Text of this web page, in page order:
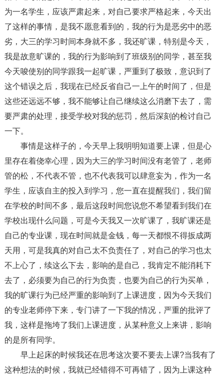
为一名学生，应该严肃起来，对自己要求严格起来，今天出
了这样的事情，是我不愿意看到的，我的行为是恶劣中的恶
劣，大三的学习时间本身就不多，我还旷课，特别是今天，
我是故意旷课的，我的行为影响到了班级别的同学，甚至我
今天唆使别的同学跟我一起旷课，严重到了极致，意识到了
这个错误之后，我现在已经反省自己一上午的时间了，但是
这些还远远不够，我不能够让自己继续这么消磨下去了，需
要严肃的处理，接受学校对我的惩罚，然后深刻的检讨自己
一下。
事情是这样子的，今天早上我明明知道要上课，但是心
里存在着侥幸心理，因为大三的学习时间没有老管了，老师
管的松，不代表不管，也不代表我可以肆意妄为，作为一名
学生，应该自主的投入到学习，您一直在提醒我们，我们留
在学校的时间不多，最后这段时间您说您不希望看到我们在
学校出现什么问题，可是今天我又一次旷课了，我旷课还是
自己的专业课，现在时间就是金钱，每一天都恨不得扳成两
天用，可是我真的对自己太不负责任了，对自己的学习也太
不上心了，续这么下去，影响的是自己，我肯定不能消耗下
去了，必须要为自己的行为负责，也要为自己的行为买单，
我的旷课行为已经严重的影响到了上课进度，因为今天我们
的专业老师停下来，专门讲了一下我的情况，严重的批评了
我，这样是拖垮了我们上课进度，从某种意义上来讲，影响
的是所有同学。
早上起床的时候我还在思考这次要不要去上课?当我有了
这种想法的时候，我就已经错得不可再错了，因为上课这种